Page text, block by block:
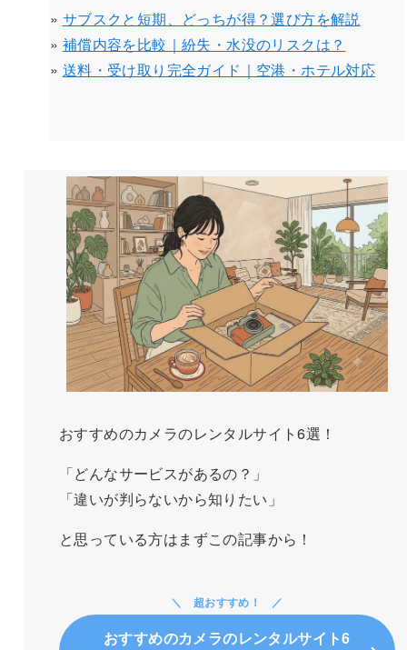
» サブスクと短期、どっちが得？選び方を解説
» 補償内容を比較｜紛失・水没のリスクは？
» 送料・受け取り完全ガイド｜空港・ホテル対応
おすすめのカメラのレンタルサイト6選！
「どんなサービスがあるの？」
「違いが判らないから知りたい」
と思っている方はまずこの記事から！
超おすすめ！
おすすめのカメラのレンタルサイト6